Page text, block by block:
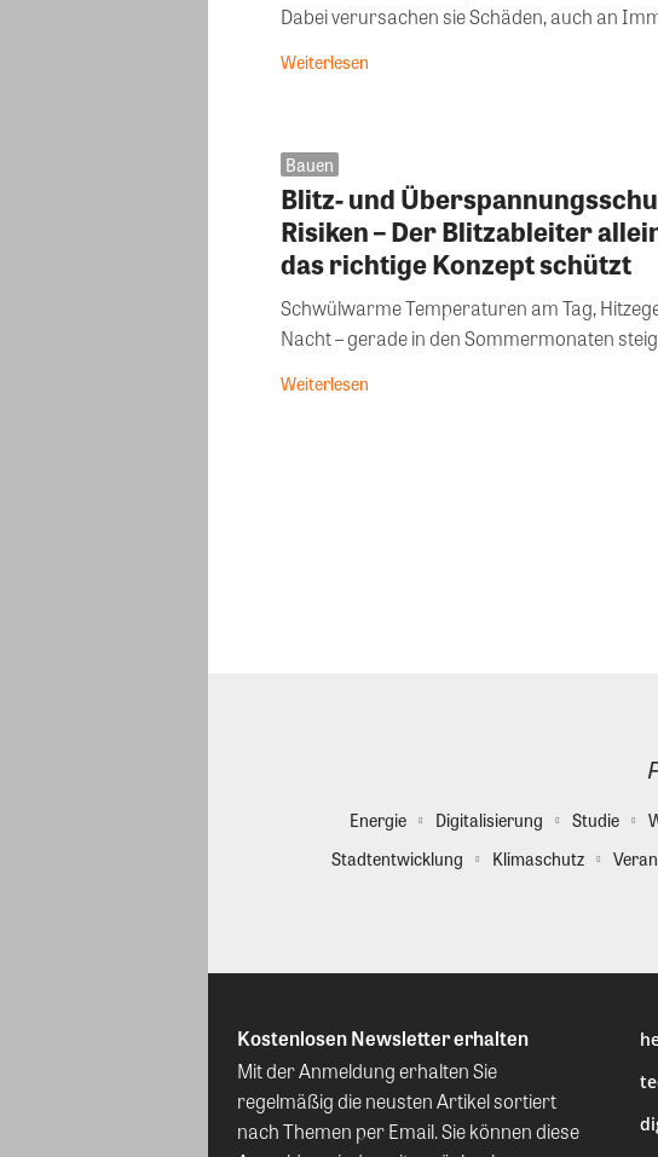
Dabei verursachen sie Schäden, auch an
Weiterlesen
Bauen
Blitz- und
Risiken – Der Blitzableiter
das richtige Konzept schützt
Schwülwarme Temperaturen am Tag,
Nacht – gerade in den Sommermonaten
Weiterlesen
Energie Digitalisierung Studie
Stadtentwicklung
Klimaschutz
Kostenlosen Newsletter erhalten
Mit der Anmeldung erhalten Sie
regelmäßig die neusten Artikel sortiert
nach Themen per Email. Sie können diese